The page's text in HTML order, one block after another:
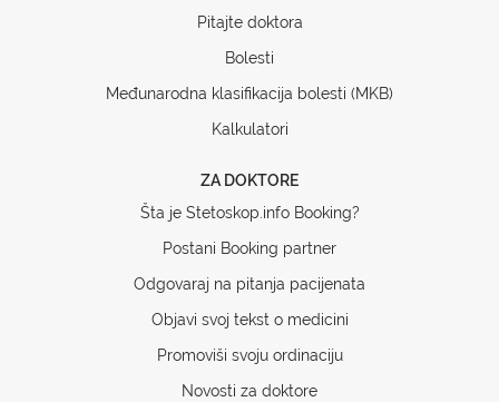
Pitajte doktora
Bolesti
Međunarodna klasifikacija bolesti (MKB)
Kalkulatori
ZA DOKTORE
Šta je Stetoskop.info Booking?
Postani Booking partner
Odgovaraj na pitanja pacijenata
Objavi svoj tekst o medicini
Promoviši svoju ordinaciju
Novosti za doktore